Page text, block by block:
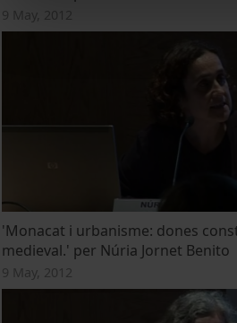
9 May, 2012
'Monacat i urbanisme: dones
medieval.' per Núria Jornet Benito
9 May, 2012